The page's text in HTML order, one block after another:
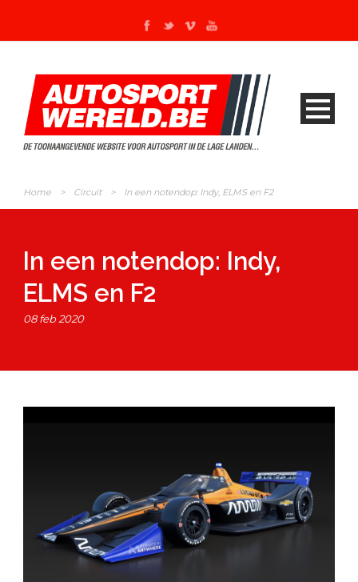
Home > Circuit > In een notendop: Indy, ELMS en F2
In een notendop: Indy,
ELMS en F2
08 feb 2020